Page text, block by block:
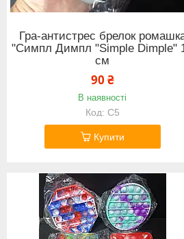
Гра-антистрес брелок
"Симпл Димпл "Simple Dimple"
см
90 ₴
В наявності
С5
Купити